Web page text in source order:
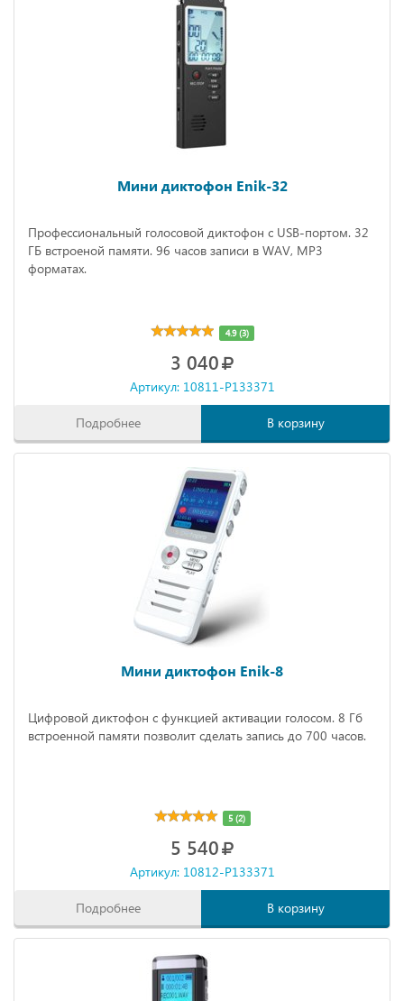
Мини диктофон Enik-32
Профессиональный голосовой диктофон с USB-портом. 32
ГБ встроеной памяти. 96 часов записи в WAV, MP3
форматах.
4.9 (3)
3 040
Артикул: 10811-P133371
Подробнее В корзину
Мини диктофон Enik-8
Цифровой диктофон с функцией активации голосом. 8 Гб
встроенной памяти позволит сделать запись до 700 часов.
5 (2)
5 540
Артикул: 10812-P133371
Подробнее В корзину